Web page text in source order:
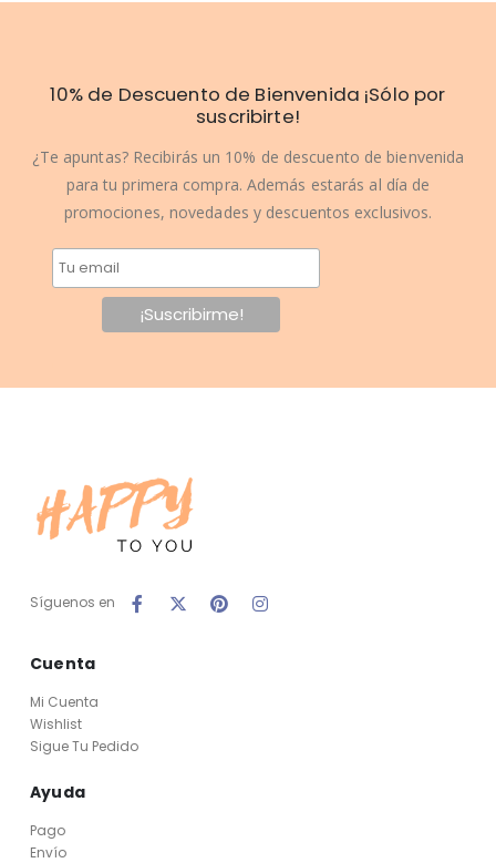
10% de Descuento de Bienvenida ¡Sólo por
suscribirte!
¿Te apuntas? Recibirás un 10% de descuento de bienvenida
para tu primera compra. Además estarás al día de
promociones, novedades y descuentos exclusivos.
Síguenos en
Cuenta
Mi Cuenta
Wishlist
Sigue Tu Pedido
Ayuda
Pago
Envío